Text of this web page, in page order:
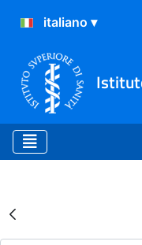
Risultati